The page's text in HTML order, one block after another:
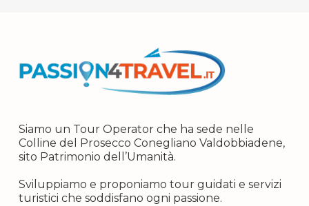
Siamo un Tour Operator che ha sede nelle
Colline del Prosecco Conegliano Valdobbiadene,
sito Patrimonio dell’Umanità.
Sviluppiamo e proponiamo tour guidati e servizi
turistici che soddisfano ogni passione.